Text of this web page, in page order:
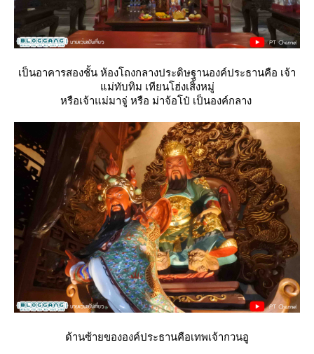
เป็นอาคารสองชั้น ห้องโถงกลางประดิษฐานองค์ประธานคือ เจ้า
ม่ทับทิม เทียนโฮ่งเสิ้งหมู่
หรือเจ้าแม่มาจู่ หรือ ม่าจ้อโป๋ เป็นองค์กลาง
ด้านซ้ายขององค์ประธานคือเทพเจ้ากวนอู